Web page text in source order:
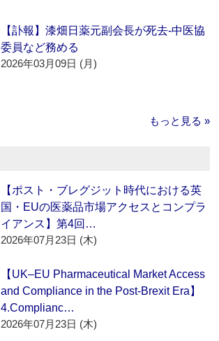
【訃報】漆畑日薬元副会長が死去‐中医協
委員など務める
2026年03月09日 (月)
もっと見る »
【ポスト・ブレグジット時代における英
国・EUの医薬品市場アクセスとコンプラ
イアンス】第4回…
2026年07月23日 (木)
【UK–EU Pharmaceutical Market Access
and Compliance in the Post-Brexit Era】
4.Complianc…
2026年07月23日 (木)